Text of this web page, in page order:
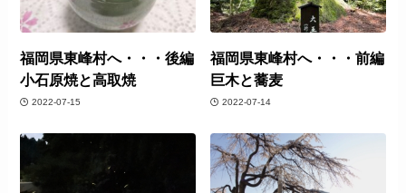
福岡県東峰村へ・・・後編
小石原焼と高取焼
2022-07-15
福岡県東峰村へ・・・前編
巨木と蕎麦
2022-07-14